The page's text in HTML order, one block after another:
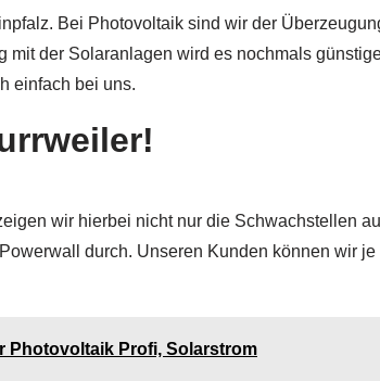
Bei Photovoltaik sind wir der
der Solaranlagen wird es nochmals
einfach bei uns.
wir hierbei nicht nur die Schwachstellen
durch. Unseren Kunden können wir
Photovoltaik Profi, Solarstrom